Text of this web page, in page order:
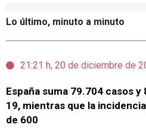
Lo último, minuto a minuto
21:21 h, 20 de diciembre de
España suma 79.704 casos
19, mientras que la
de 600